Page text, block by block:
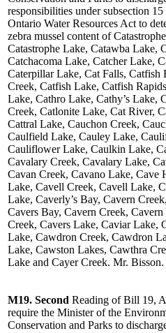
responsibilities under subsection
Ontario Water Resources Act to
zebra mussel content of
Catastrophe Lake, Catawba Lake,
Catchacoma Lake, Catcher Lake,
Caterpillar Lake, Cat Falls, Catfish
Creek, Catfish Lake, Catfish
Lake, Cathro Lake, Cathy’s Lake,
Creek, Catlonite Lake, Cat River,
Cattral Lake, Cauchon Creek,
Caulfield Lake, Cauley Lake,
Cauliflower Lake, Caulkin Lake,
Cavalary Creek, Cavalary Lake,
Cavan Creek, Cavano Lake, Cave
Lake, Cavell Creek, Cavell Lake,
Lake, Caverly’s Bay, Cavern
Cavers Bay, Cavern Creek,
Creek, Cavers Lake, Caviar Lake,
Lake, Cawdron Creek, Cawdron
Lake, Cawston Lakes, Cawthra
Lake and Cayer Creek. Mr. Bisson.
M19. Second Reading of Bill 19,
require the Minister of the
Conservation and Parks to